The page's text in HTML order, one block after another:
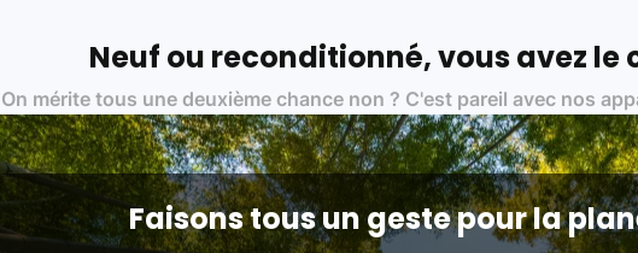
& qualité de nos partenaires :
et vérifiés selon des standards rigoureux (80 à 100 points de contrôle en
RAEE, RoHS, et du référentiel QualiRepar (bonus réparation)
Neuf ou reconditionné, vous avez le
On mérite tous une deuxième chance non ? C'est pareil avec nos
Faisons tous un geste pour la